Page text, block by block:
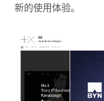
新的使用体验。